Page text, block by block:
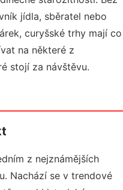
jídla, sběratel nebo
curyšské trhy mají co
na některé z
stojí za návštěvu.
z nejznámějších
Nachází se v trendové